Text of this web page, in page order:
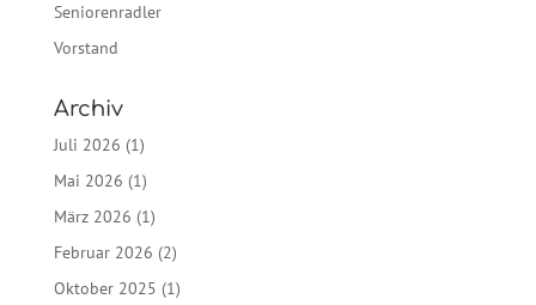
Seniorenradler
Vorstand
Archiv
Juli 2026 (1)
Mai 2026 (1)
März 2026 (1)
Februar 2026 (2)
Oktober 2025 (1)